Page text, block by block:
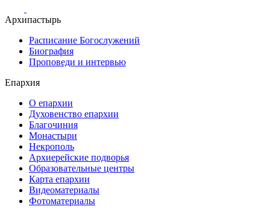
Архипастырь
Расписание Богослужений
Биография
Проповеди и интервью
Епархия
О епархии
Духовенство епархии
Благочиния
Монастыри
Некрополь
Архиерейские подворья
Образовательные центры
Карта епархии
Видеоматериалы
Фотоматериалы